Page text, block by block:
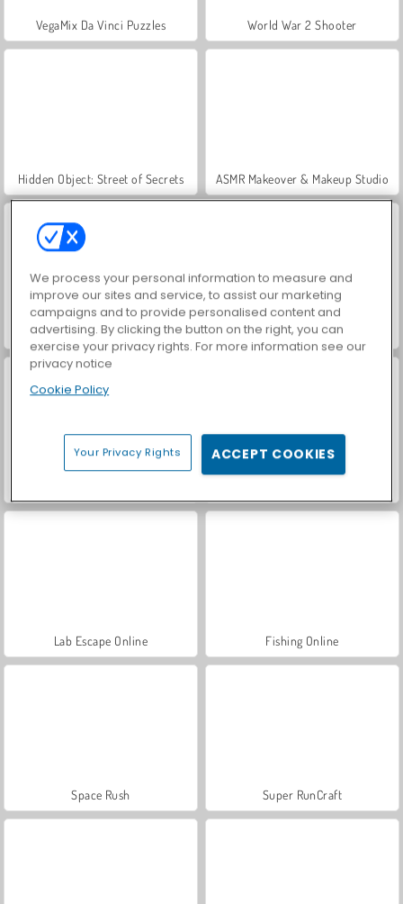
VegaMix Da Vinci Puzzles World War 2 Shooter
Hidden Object: Street of Secrets ASMR Makeover & Makeup Studio
Farm Merge Valley Car Parking City Duel
Lab Escape Online Fishing Online
Space Rush Super RunCraft
We process your personal information to measure and
improve our sites and service, to assist our marketing
campaigns and to provide personalised content and
advertising. By clicking the button on the right, you can
exercise your privacy rights. For more information see our
privacy notice
Cookie Policy
Your Privacy Rights ACCEPT COOKIES